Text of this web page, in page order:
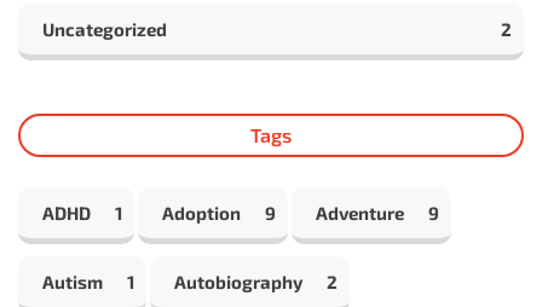
Uncategorized 2
Tags
ADHD 1 Adoption 9 Adventure 9
Autism 1 Autobiography 2